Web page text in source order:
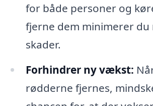
for både personer og
fjerne dem minimerer
skader.
Forhindrer ny vækst:
rødderne fjernes,